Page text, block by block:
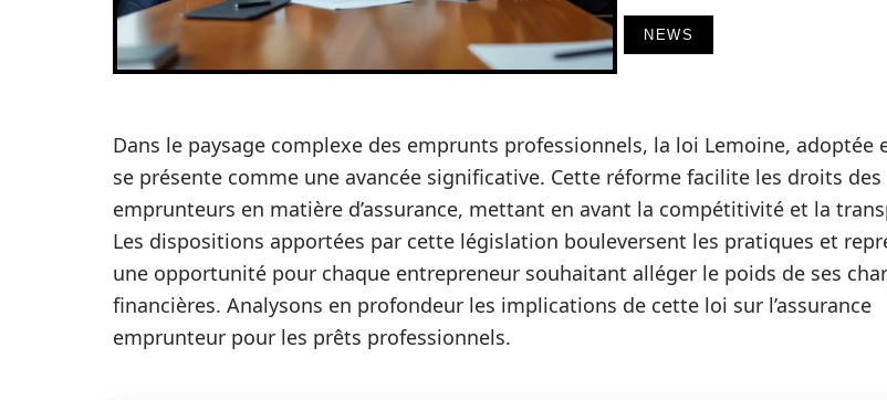
NEWS
Dans le paysage complexe des emprunts professionnels, la loi Lemoine, adoptée
se présente comme une avancée significative. Cette réforme facilite les droits des
emprunteurs en matière d’assurance, mettant en avant la compétitivité et la
Les dispositions apportées par cette législation bouleversent les pratiques et
une opportunité pour chaque entrepreneur souhaitant alléger le poids de ses
financières. Analysons en profondeur les implications de cette loi sur l’assurance
emprunteur pour les prêts professionnels.